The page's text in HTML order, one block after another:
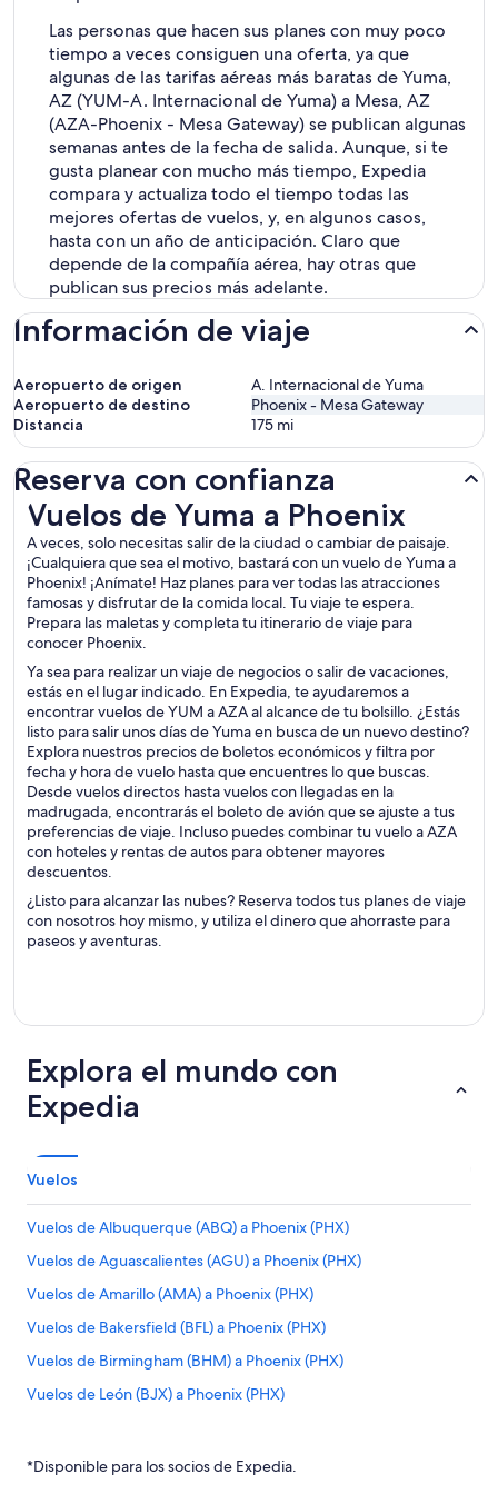
Las personas que hacen sus planes con muy poco
tiempo a veces consiguen una oferta, ya que
algunas de las tarifas aéreas más baratas de Yuma,
AZ (YUM-A. Internacional de Yuma) a Mesa, AZ
(AZA-Phoenix - Mesa Gateway) se publican algunas
semanas antes de la fecha de salida. Aunque, si te
gusta planear con mucho más tiempo, Expedia
compara y actualiza todo el tiempo todas las
mejores ofertas de vuelos, y, en algunos casos,
hasta con un año de anticipación. Claro que
depende de la compañía aérea, hay otras que
publican sus precios más adelante.
Información de viaje
Aeropuerto de origen
A. Internacional de Yuma
Aeropuerto de destino
Phoenix - Mesa Gateway
Distancia
175 mi
Reserva con confianza
Vuelos de Yuma a Phoenix
A veces, solo necesitas salir de la ciudad o cambiar de paisaje.
¡Cualquiera que sea el motivo, bastará con un vuelo de Yuma a
Phoenix! ¡Anímate! Haz planes para ver todas las atracciones
famosas y disfrutar de la comida local. Tu viaje te espera.
Prepara las maletas y completa tu itinerario de viaje para
conocer Phoenix.
Ya sea para realizar un viaje de negocios o salir de vacaciones,
estás en el lugar indicado. En Expedia, te ayudaremos a
encontrar vuelos de YUM a AZA al alcance de tu bolsillo. ¿Estás
listo para salir unos días de Yuma en busca de un nuevo destino?
Explora nuestros precios de boletos económicos y filtra por
fecha y hora de vuelo hasta que encuentres lo que buscas.
Desde vuelos directos hasta vuelos con llegadas en la
madrugada, encontrarás el boleto de avión que se ajuste a tus
preferencias de viaje. Incluso puedes combinar tu vuelo a AZA
con hoteles y rentas de autos para obtener mayores
descuentos.
¿Listo para alcanzar las nubes? Reserva todos tus planes de viaje
con nosotros hoy mismo, y utiliza el dinero que ahorraste para
paseos y aventuras.
Vuelos de Yuma a Phoenix
Explora el mundo con
Expedia
Vuelos
Vuelos de Albuquerque (ABQ) a Phoenix (PHX)
Vuelos de Aguascalientes (AGU) a Phoenix (PHX)
Vuelos de Amarillo (AMA) a Phoenix (PHX)
Vuelos de Bakersfield (BFL) a Phoenix (PHX)
Vuelos de Birmingham (BHM) a Phoenix (PHX)
Vuelos de León (BJX) a Phoenix (PHX)
Vuelos de Boise (BOI) a Phoenix (PHX)
*Disponible para los socios de Expedia.